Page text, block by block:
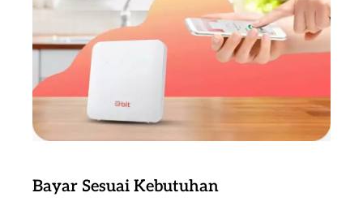
Bayar Sesuai Kebutuhan